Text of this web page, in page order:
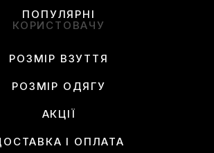
ПОПУЛЯРНІ
КОРИСТОВАЧУ
РОЗМІР ВЗУТТЯ
РОЗМІР ОДЯГУ
АКЦІЇ
І ОПЛАТА